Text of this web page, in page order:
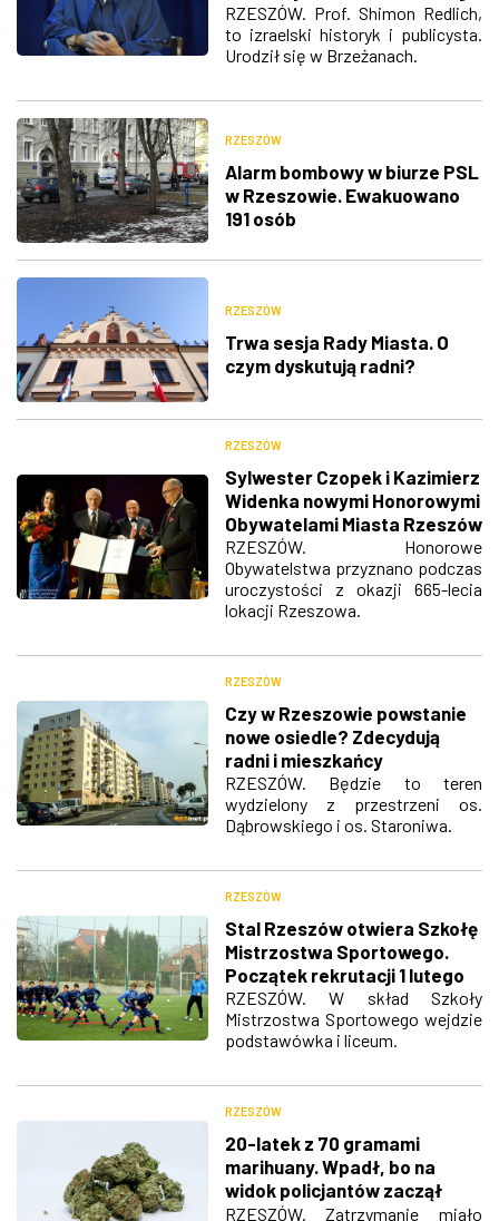
RZESZÓW. Prof. Shimon Redlich,
to izraelski historyk i publicysta.
Urodził się w Brzeżanach.
RZESZÓW
Alarm bombowy w biurze PSL
w Rzeszowie. Ewakuowano
191 osób
RZESZÓW
Trwa sesja Rady Miasta. O
czym dyskutują radni?
RZESZÓW
Sylwester Czopek i Kazimierz
Widenka nowymi Honorowymi
Obywatelami Miasta Rzeszów
RZESZÓW. Honorowe
Obywatelstwa przyznano podczas
uroczystości z okazji 665-lecia
lokacji Rzeszowa.
RZESZÓW
Czy w Rzeszowie powstanie
nowe osiedle? Zdecydują
radni i mieszkańcy
RZESZÓW. Będzie to teren
wydzielony z przestrzeni os.
Dąbrowskiego i os. Staroniwa.
RZESZÓW
Stal Rzeszów otwiera Szkołę
Mistrzostwa Sportowego.
Początek rekrutacji 1 lutego
RZESZÓW. W skład Szkoły
Mistrzostwa Sportowego wejdzie
podstawówka i liceum.
RZESZÓW
20-latek z 70 gramami
marihuany. Wpadł, bo na
widok policjantów zaczął
uciekać
RZESZÓW. Zatrzymanie miało